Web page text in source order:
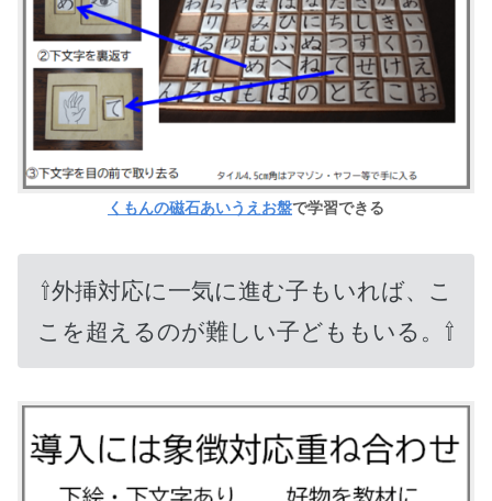
くもんの磁石あいうえお盤で学習できる
⇧外挿対応に一気に進む子もいれば、こ
こを超えるのが難しい子どももいる。⇧